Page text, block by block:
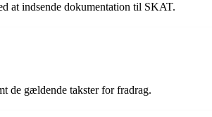
at indsende dokumentation til SKAT.
de gældende takster for fradrag.